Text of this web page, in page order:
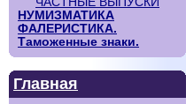
НУМИЗМАТИКА
ФАЛЕРИСТИКА.
Таможенные знаки.
Главная